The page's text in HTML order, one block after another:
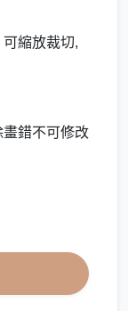
縮放裁切,
錯不可修改